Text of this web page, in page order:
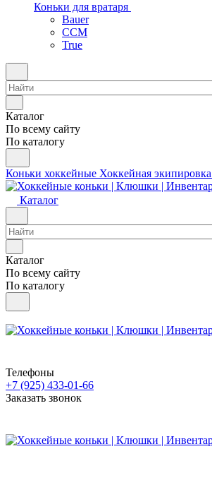
Коньки для вратаря
Bauer
CCM
True
Каталог
По всему сайту
По каталогу
Коньки хоккейные Хоккейная экипировка
Каталог
Каталог
По всему сайту
По каталогу
Телефоны
+7 (925) 433-01-66
Заказать звонок